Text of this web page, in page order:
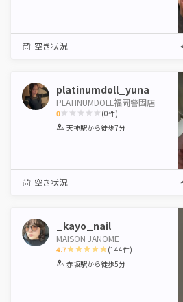
空き状況
platinumdoll_yuna
PLATINUMDOLL福岡警固店
0
1 2 3 4 5
(0件)
天神駅から徒歩7分
空き状況
_kayo_nail
MAISON JANOME
4.7
1 2 3 4 5
(144件)
赤坂駅から徒歩5分